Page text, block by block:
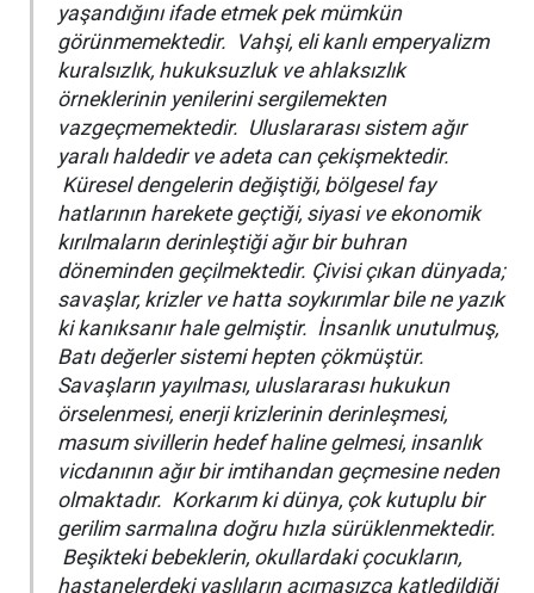
yaşandığını ifade etmek pek mümkün
görünmemektedir. Vahşi, eli kanlı emperyalizm
kuralsızlık, hukuksuzluk ve ahlaksızlık
örneklerinin yenilerini sergilemekten
vazgeçmemektedir. Uluslararası sistem ağır
yaralı haldedir ve adeta can çekişmektedir.
Küresel dengelerin değiştiği, bölgesel fay
hatlarının harekete geçtiği, siyasi ve ekonomik
kırılmaların derinleştiği ağır bir buhran
döneminden geçilmektedir. Çivisi çıkan dünyada;
savaşlar, krizler ve hatta soykırımlar bile ne yazık
ki kanıksanır hale gelmiştir. İnsanlık unutulmuş,
Batı değerler sistemi hepten çökmüştür.
Savaşların yayılması, uluslararası hukukun
örselenmesi, enerji krizlerinin derinleşmesi,
masum sivillerin hedef haline gelmesi, insanlık
vicdanının ağır bir imtihandan geçmesine neden
olmaktadır. Korkarım ki dünya, çok kutuplu bir
gerilim sarmalına doğru hızla sürüklenmektedir.
Beşikteki bebeklerin, okullardaki çocukların,
hastanelerdeki yaşlıların acımasızca katledildiği